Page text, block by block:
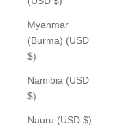
Myanmar
(Burma) (USD
$)
Namibia (USD
$)
Nauru (USD $)